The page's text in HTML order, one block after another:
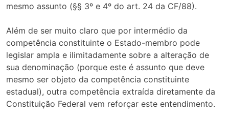
mesmo assunto (§§ 3º e 4º do art. 24 da CF/88).
Além de ser muito claro que por intermédio da
competência constituinte o Estado-membro pode
legislar ampla e ilimitadamente sobre a alteração de
sua denominação (porque este é assunto que deve
mesmo ser objeto da competência constituinte
estadual), outra competência extraída diretamente da
Constituição Federal vem reforçar este entendimento.